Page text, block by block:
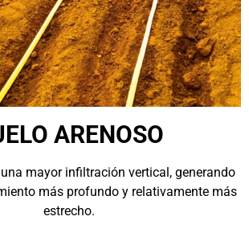
ARENOSO
mayor infiltración vertical, generando
más profundo y relativamente más
estrecho.